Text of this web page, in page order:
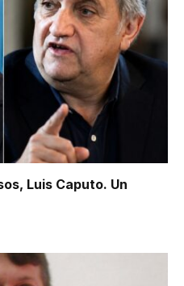
Luis Caputo. Un